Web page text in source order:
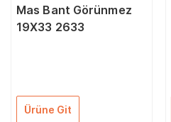
Mas Bant Görünmez
19X33 2633
Ürüne Git